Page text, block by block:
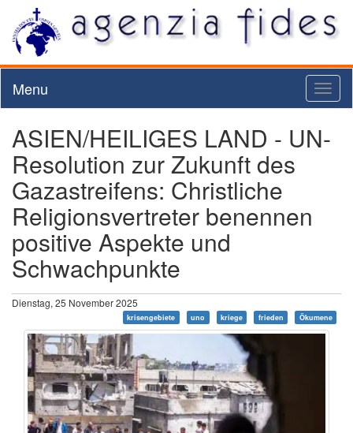
Menu
ASIEN/HEILIGES LAND - UN-
Resolution zur Zukunft des
Gazastreifens: Christliche
Religionsvertreter benennen
positive Aspekte und
Schwachpunkte
Dienstag, 25 November 2025
krisengebiete uno kriege frieden Ökumene